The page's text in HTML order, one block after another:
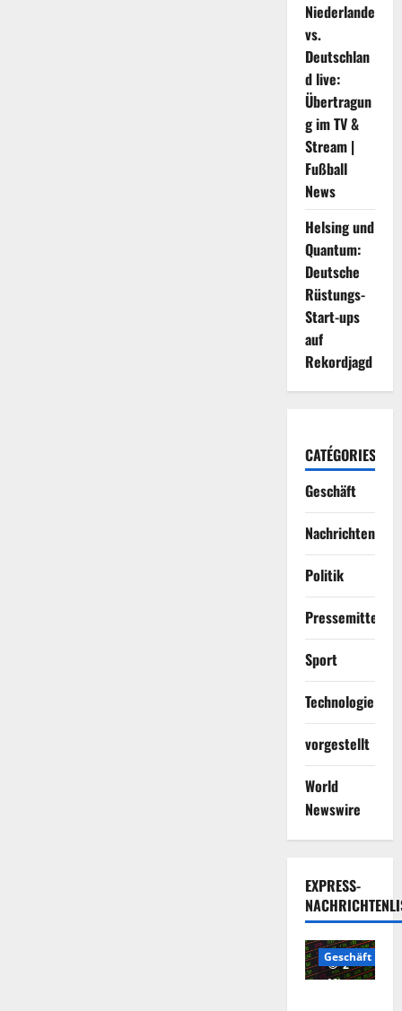
Niederlande
vs.
Deutschlan
d live:
Übertragun
g im TV &
Stream |
Fußball
News
Helsing und
Quantum:
Deutsche
Rüstungs-
Start-ups
auf
Rekordjagd
CATÉGORIES
Geschäft
Nachrichten
Politik
Sport
Technologie
vorgestellt
World
Newswire
EXPRESS-
2
Minuten
Geschäft